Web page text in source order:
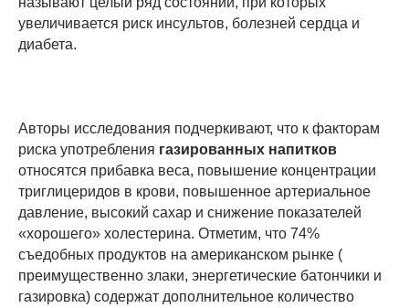
увеличивается риск инсультов, болезней сердца и
диабета.
Авторы исследования подчеркивают, что к факторам
риска употребления газированных напитков
относятся прибавка веса, повышение концентрации
триглицеридов в крови, повышенное артериальное
давление, высокий сахар и снижение показателей
«хорошего» холестерина. Отметим, что 74%
съедобных продуктов на американском рынке (
преимущественно злаки, энергетические батончики и
газировка) содержат дополнительное количество